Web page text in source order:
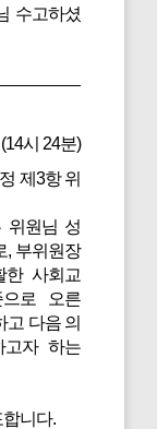
수고하셨
(14시 24분)
제3항 위
위원님 성
, 부위원장
한 사회교
로 오른
고 다음 의
고자 하는
니다.